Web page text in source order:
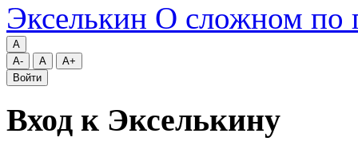
Экселькин О сложном по
A
A-
A
A+
Войти
Вход к Экселькину